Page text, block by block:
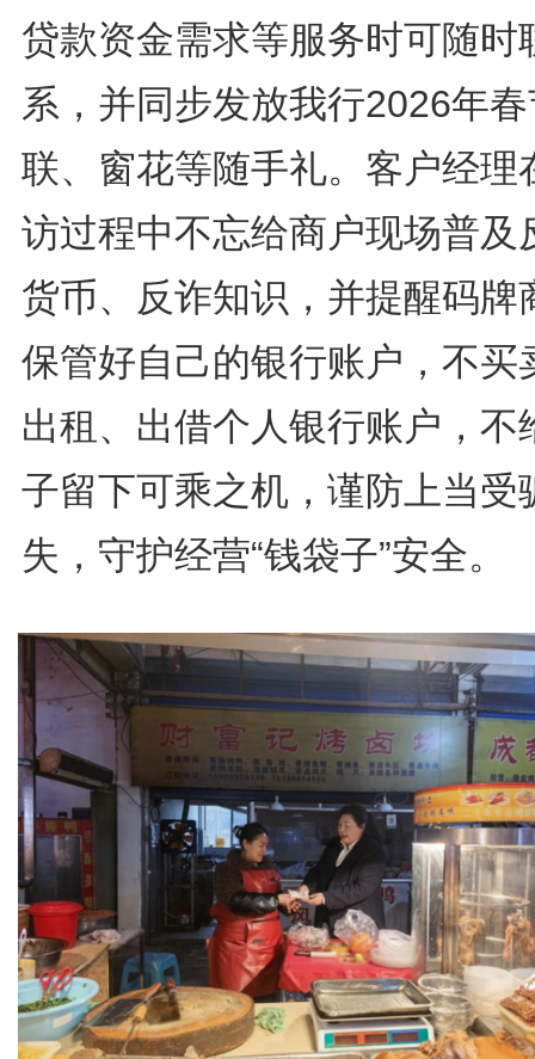
贷款资金需求等服务时可随时
系，并同步发放我行2026年
联、窗花等随手礼。客户经理
访过程中不忘给商户现场普及
货币、反诈知识，并提醒码牌
保管好自己的银行账户，不买
出租、出借个人银行账户，不
子留下可乘之机，谨防上当受
失，守护经营“钱袋子”安全。